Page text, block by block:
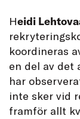
Heidi
koordineras
en del av det
har
inte sker vid
framför allt